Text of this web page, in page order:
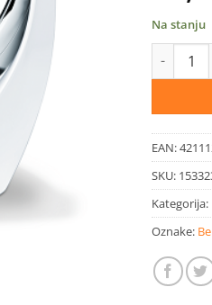
Na stanju
Beurer
EAN:
SKU:
Kategorija:
Oznake: